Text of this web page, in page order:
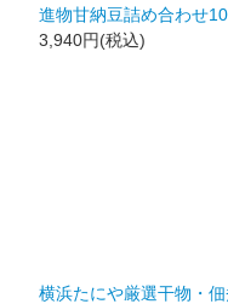
進物甘納豆詰め合わせ
3,940円(税込)
横浜たにや厳選干物・